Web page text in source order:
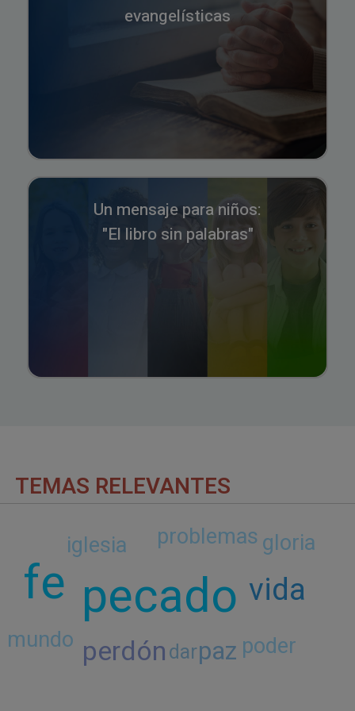
evangelísticas
Un mensaje para niños:
"El libro sin palabras"
TEMAS RELEVANTES
pecado
fe vida
perdón paz
problemas
iglesia
poder
mundo
gloria
dar